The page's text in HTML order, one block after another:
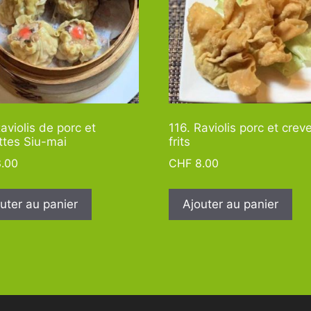
de porc et
Siu-mai
au panier
116. Raviolis porc et
frits
CHF 8.00
Ajouter au panier